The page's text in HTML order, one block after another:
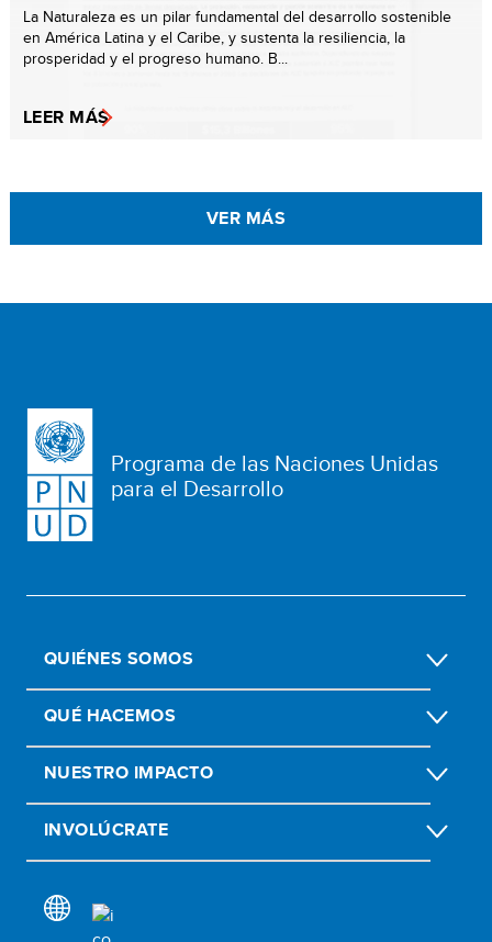
La Naturaleza es un pilar fundamental del desarrollo sostenible
en América Latina y el Caribe, y sustenta la resiliencia, la
prosperidad y el progreso humano. B...
LEER MÁS
VER MÁS
Programa de las Naciones Unidas
para el Desarrollo
QUIÉNES SOMOS
QUÉ HACEMOS
NUESTRO IMPACTO
INVOLÚCRATE